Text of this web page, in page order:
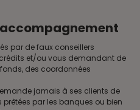
par de faux conseillers
et/ou vous demandant de
des coordonnées
jamais à ses clients de
par les banques ou bien